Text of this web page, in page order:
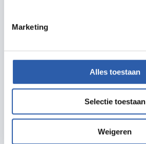
Marketing
Alles toestaan
Selectie toestaan
Weigeren
Golfclub Driene
Morshoekweg 16
7552 PE Hengelo